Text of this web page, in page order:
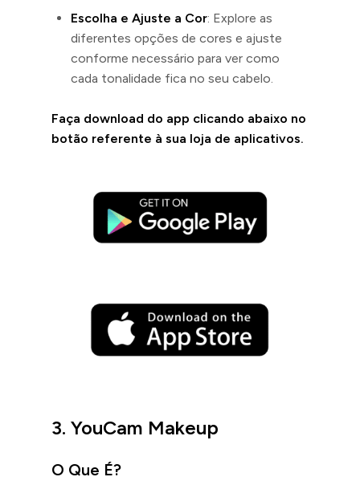
Escolha e Ajuste a Cor: Explore as
diferentes opções de cores e ajuste
conforme necessário para ver como
cada tonalidade fica no seu cabelo.
Faça download do app clicando abaixo no
botão referente à sua loja de aplicativos.
3. YouCam Makeup
O Que É?